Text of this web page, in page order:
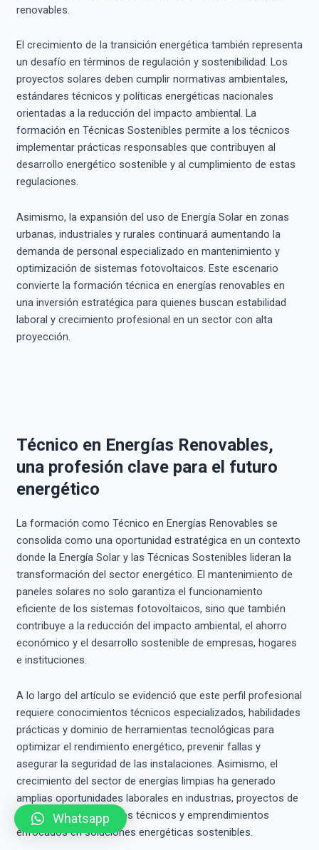
renovables.
El crecimiento de la transición energética también representa
un desafío en términos de regulación y sostenibilidad. Los
proyectos solares deben cumplir normativas ambientales,
estándares técnicos y políticas energéticas nacionales
orientadas a la reducción del impacto ambiental. La
formación en Técnicas Sostenibles permite a los técnicos
implementar prácticas responsables que contribuyen al
desarrollo energético sostenible y al cumplimiento de estas
regulaciones.
Asimismo, la expansión del uso de Energía Solar en zonas
urbanas, industriales y rurales continuará aumentando la
demanda de personal especializado en mantenimiento y
optimización de sistemas fotovoltaicos. Este escenario
convierte la formación técnica en energías renovables en
una inversión estratégica para quienes buscan estabilidad
laboral y crecimiento profesional en un sector con alta
proyección.
Técnico en Energías Renovables,
una profesión clave para el futuro
energético
La formación como Técnico en Energías Renovables se
consolida como una oportunidad estratégica en un contexto
donde la Energía Solar y las Técnicas Sostenibles lideran la
transformación del sector energético. El mantenimiento de
paneles solares no solo garantiza el funcionamiento
eficiente de los sistemas fotovoltaicos, sino que también
contribuye a la reducción del impacto ambiental, el ahorro
económico y el desarrollo sostenible de empresas, hogares
e instituciones.
A lo largo del artículo se evidenció que este perfil profesional
requiere conocimientos técnicos especializados, habilidades
prácticas y dominio de herramientas tecnológicas para
optimizar el rendimiento energético, prevenir fallas y
asegurar la seguridad de las instalaciones. Asimismo, el
crecimiento del sector de energías limpias ha generado
amplias oportunidades laborales en industrias, proyectos de
infraestructura, servicios técnicos y emprendimientos
enfocados en soluciones energéticas sostenibles.
Whatsapp